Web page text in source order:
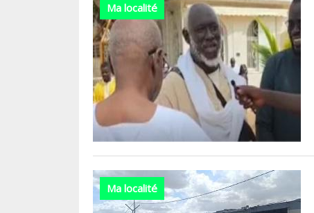
Ma localité
Ma localité